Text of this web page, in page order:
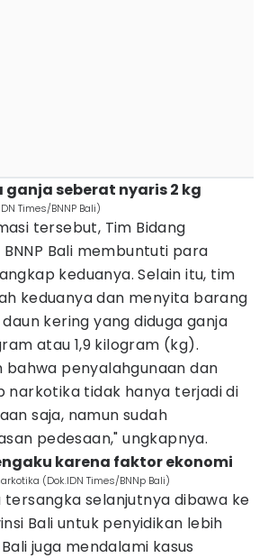
ganja seberat nyaris 2 kg
Times/BNNP Bali)
tersebut, Tim Bidang
Bali membuntuti para
keduanya. Selain itu, tim
keduanya dan menyita barang
kering yang diduga ganja
atau 1,9 kilogram (kg).
bahwa penyalahgunaan dan
narkotika tidak hanya terjadi di
saja, namun sudah
pedesaan," ungkapnya.
karena faktor ekonomi
(Dok.IDN Times/BNNp Bali)
tersangka selanjutnya dibawa ke
Bali untuk penyidikan lebih
juga mendalami kasus